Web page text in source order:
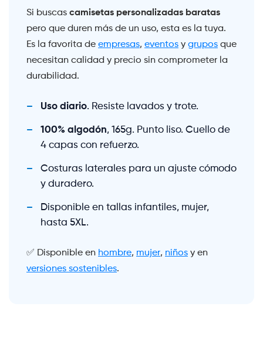
Si buscas camisetas personalizadas baratas
pero que duren más de un uso, esta es la tuya.
Es la favorita de empresas, eventos y grupos que
necesitan calidad y precio sin comprometer la
durabilidad.
Uso diario. Resiste lavados y trote.
100% algodón, 165g. Punto liso. Cuello de
4 capas con refuerzo.
Costuras laterales para un ajuste cómodo
y duradero.
Disponible en tallas infantiles, mujer,
hasta 5XL.
✅ Disponible en hombre, mujer, niños y en
versiones sostenibles.